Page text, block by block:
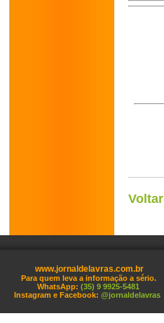
Voltar
www.jornaldelavras.com.br
Para quem leva a informação a sério.
WhatsApp: (35) 9 9925-5481
Instagram e Facebook: @jornaldelavras